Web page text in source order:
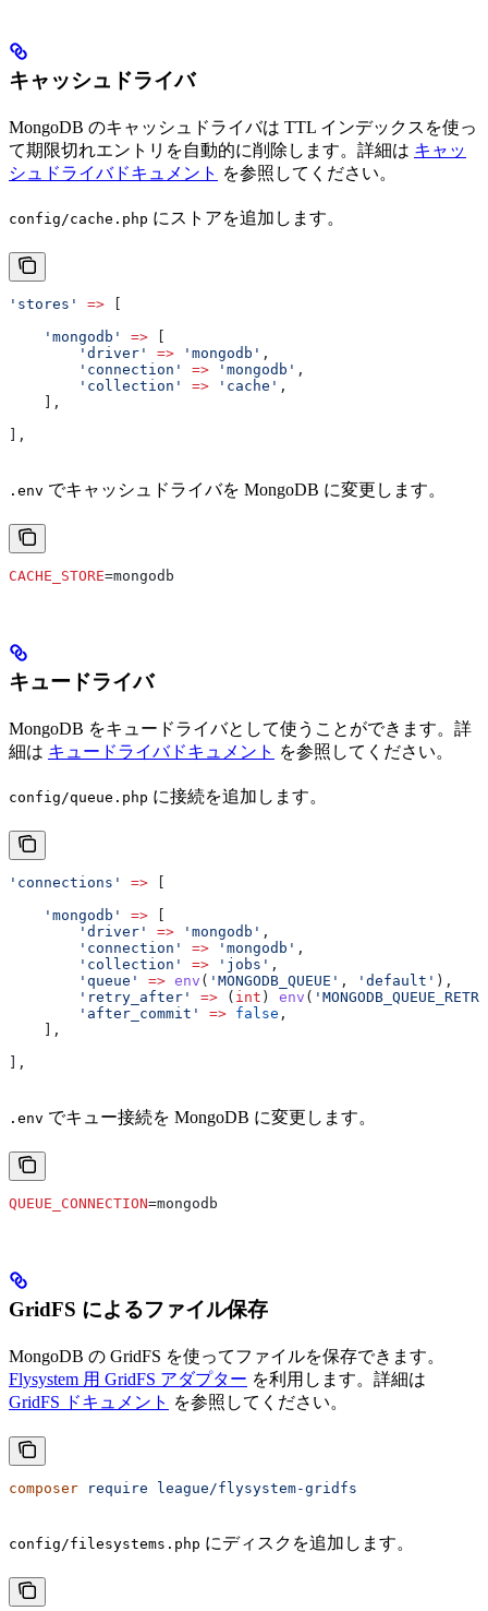
キャッシュドライバ
MongoDB のキャッシュドライバは TTL インデックスを使っ
て期限切れエントリを自動的に削除します。詳細は キャッ
シュドライバドキュメント を参照してください。
config/cache.php にストアを追加します。
'stores' =>
    'mongodb'
=>
        'driver'
=> 'mongodb' ,
        'connection'
=> 'mongodb' ,
        'collection'
=> 'cache' ,
    ],
],
.env でキャッシュドライバを MongoDB に変更します。
CACHE_STORE=mongodb
キュードライバ
MongoDB をキュードライバとして使うことができます。詳
細は キュードライバドキュメント を参照してください。
config/queue.php に接続を追加します。
'connections' =>
    'mongodb'
=>
        'driver'
=> 'mongodb' ,
        'connection'
=> 'mongodb' ,
        'collection'
=> 'jobs' ,
        'queue'
=> env ( 'MONGODB_QUEUE' , 'default' ),
        'retry_after'
=> ( int ) env (
        'after_commit'
=> false ,
    ],
],
.env でキュー接続を MongoDB に変更します。
QUEUE_CONNECTION=mongodb
GridFS によるファイル保存
MongoDB の GridFS を使ってファイルを保存できます。
Flysystem 用 GridFS アダプター を利用します。詳細は
GridFS ドキュメント を参照してください。
composer require league/flysystem-gridfs
config/filesystems.php にディスクを追加します。